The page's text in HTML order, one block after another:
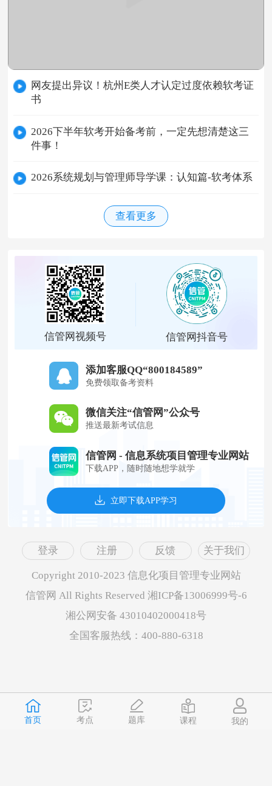
首页 考点 题库 课程 我的
网友提出异议！杭州E类人才认定过度依赖软考证
书
2026下半年软考开始备考前，一定先想清楚这三
件事！
2026系统规划与管理师导学课：认知篇-软考体系
查看更多
信管网视频号 信管网抖音号
添加客服QQ“800184589”
免费领取备考资料
微信关注“信管网”公众号
推送最新考试信息
信管网 - 信息系统项目管理专业网站
下载APP，随时随地想学就学
立即下载APP学习
登录 注册 反馈 关于我们
Copyright 2010-2023 信息化项目管理专业网站
信管网 All Rights Reserved 湘ICP备13006999号-6
湘公网安备 43010402000418号
全国客服热线：400-880-6318